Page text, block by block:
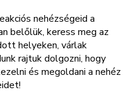
nehézségeid a
belőlük, keress meg az
helyeken, várlak
rajtuk dolgozni, hogy
és megoldani a nehéz